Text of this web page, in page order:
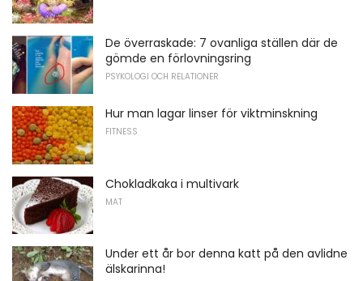
De överraskade: 7 ovanliga ställen där de
gömde en förlovningsring
PSYKOLOGI OCH RELATIONER
Hur man lagar linser för viktminskning
FITNESS
Chokladkaka i multivark
MAT
Under ett år bor denna katt på den avlidne
älskarinna!